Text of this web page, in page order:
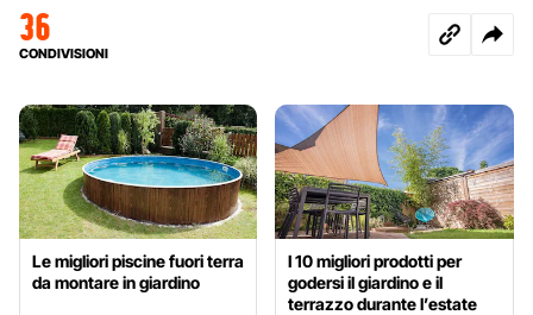
36
CONDIVISIONI
Le migliori piscine fuori terra
da montare in giardino
I 10 migliori prodotti per
godersi il giardino e il
terrazzo durante l’estate